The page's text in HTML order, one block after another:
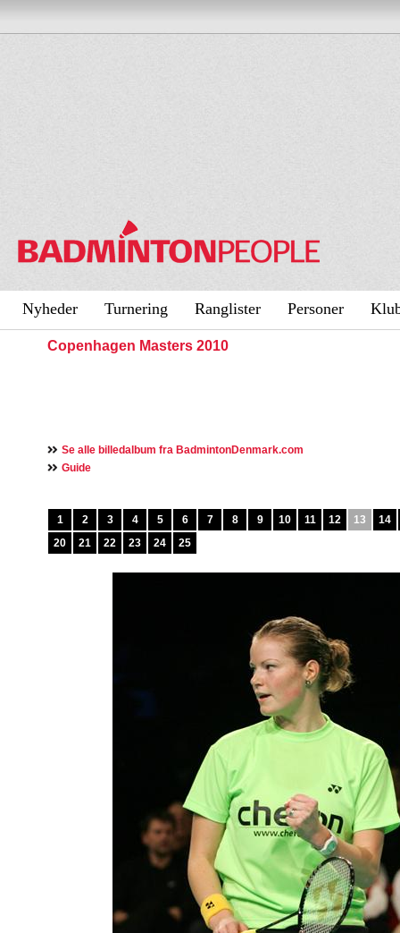
Nyheder Turnering Ranglister Personer
Copenhagen Masters 2010
Se alle billedalbum fra BadmintonDenmark.com
Guide
1 2 3 4 5 6 7 8 9 10 11 12 13
14
20
21 22 23 24 25